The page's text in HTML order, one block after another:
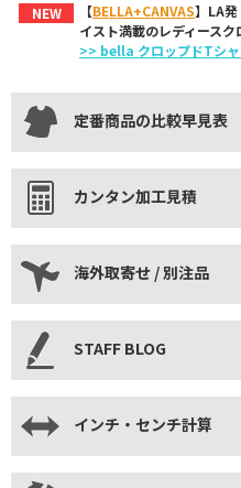
NEW
【BELLA+CANVAS】LA発
イスト満載のレディースク
>> bella クロップドTシ
定番商品の比較早見表
カンタン加工見積
海外取寄せ / 別注品
STAFF BLOG
インチ・センチ計算